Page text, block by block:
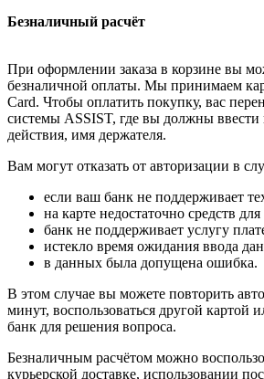
Безналичный расчёт
При оформлении заказа в корзине вы
безналичной оплаты. Мы принимаем
Card. Чтобы оплатить покупку, вас
системы ASSIST, где вы должны ввести
действия, имя держателя.
Вам могут отказать от авторизации в
если ваш банк не поддерживает
на карте недостаточно средств
банк не поддерживает услугу
истекло время ожидания ввода
в данных была допущена ошибка.
В этом случае вы можете повторить
минут, воспользоваться другой картой
банк для решения вопроса.
Безналичным расчётом можно
курьерской доставке, использовании